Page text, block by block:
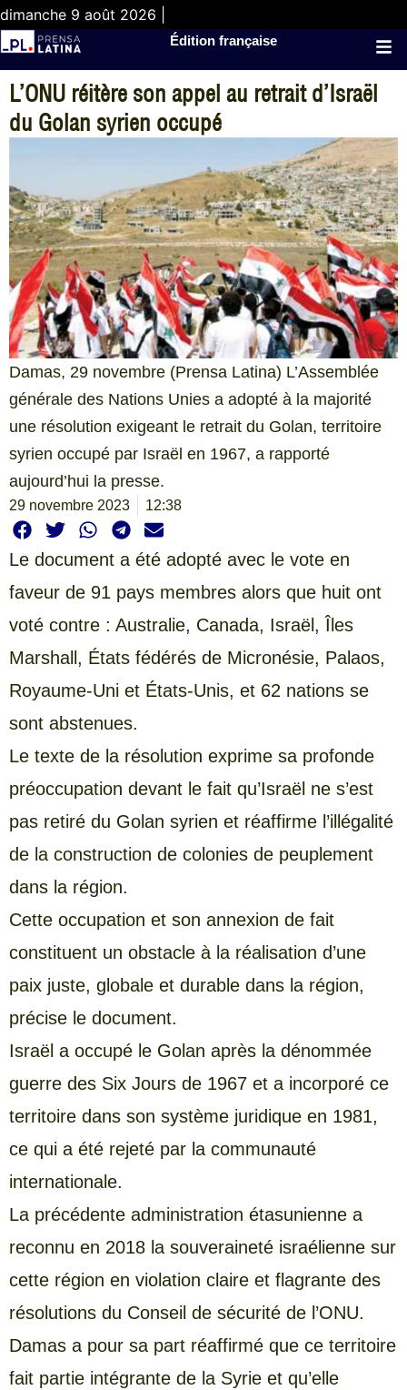
dimanche 9 août 2026 |
Édition française
L’ONU réitère son appel au retrait d’Israël
du Golan syrien occupé
Damas, 29 novembre (Prensa Latina) L’Assemblée
générale des Nations Unies a adopté à la majorité
une résolution exigeant le retrait du Golan, territoire
syrien occupé par Israël en 1967, a rapporté
aujourd’hui la presse.
29 novembre 2023 12:38
Le document a été adopté avec le vote en
faveur de 91 pays membres alors que huit ont
voté contre : Australie, Canada, Israël, Îles
Marshall, États fédérés de Micronésie, Palaos,
Royaume-Uni et États-Unis, et 62 nations se
sont abstenues.
Le texte de la résolution exprime sa profonde
préoccupation devant le fait qu’Israël ne s’est
pas retiré du Golan syrien et réaffirme l’illégalité
de la construction de colonies de peuplement
dans la région.
Cette occupation et son annexion de fait
constituent un obstacle à la réalisation d’une
paix juste, globale et durable dans la région,
précise le document.
Israël a occupé le Golan après la dénommée
guerre des Six Jours de 1967 et a incorporé ce
territoire dans son système juridique en 1981,
ce qui a été rejeté par la communauté
internationale.
La précédente administration étasunienne a
reconnu en 2018 la souveraineté israélienne sur
cette région en violation claire et flagrante des
résolutions du Conseil de sécurité de l’ONU.
Damas a pour sa part réaffirmé que ce territoire
fait partie intégrante de la Syrie et qu’elle